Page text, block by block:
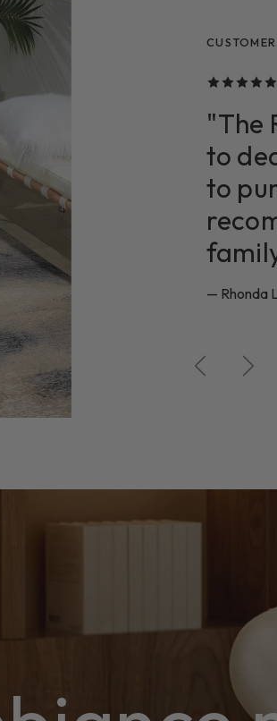
"The
to
to
— Rhonda
Précédent